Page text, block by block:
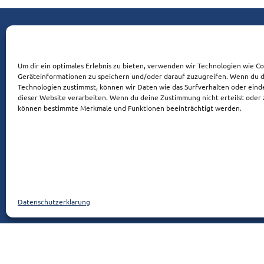
Um dir ein optimales Erlebnis zu bieten, verwenden wir Technologien wie
Geräteinformationen zu speichern und/oder darauf zuzugreifen. Wenn du
Technologien zustimmst, können wir Daten wie das Surfverhalten oder
dieser Website verarbeiten. Wenn du deine Zustimmung nicht erteilst oder
können bestimmte Merkmale und Funktionen beeinträchtigt werden.
Datenschutzerklärung
Home
Über mich
Leistungen